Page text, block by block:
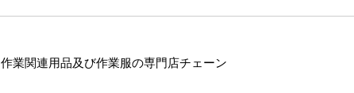
作業関連用品及び作業服の専門店チェーン